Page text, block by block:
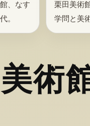
、なす
。
栗田美術
学問と美
術